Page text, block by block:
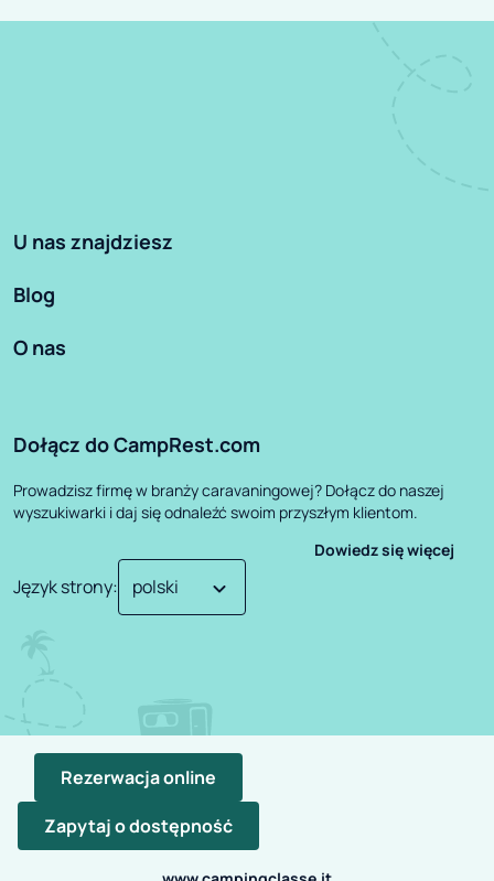
Rezerwacja online
Zapytaj o dostępność
U nas znajdziesz
Blog
O nas
Dołącz do CampRest.com
Prowadzisz firmę w branży caravaningowej? Dołącz do naszej
wyszukiwarki i daj się odnaleźć swoim przyszłym klientom.
Dowiedz się więcej
Język strony:
©2026CampRest.
Polityka Prywatności